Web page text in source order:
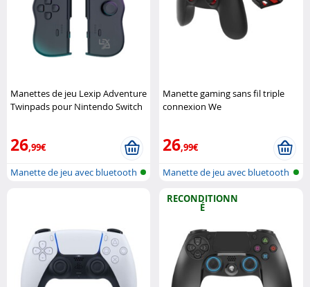
Manettes de jeu Lexip Adventure
Twinpads pour Nintendo Switch
26,99€
Manette de jeu avec bluetooth
Manette gaming sans fil triple
connexion We
26,99€
Manette de jeu avec bluetooth
RECONDITIONN
É